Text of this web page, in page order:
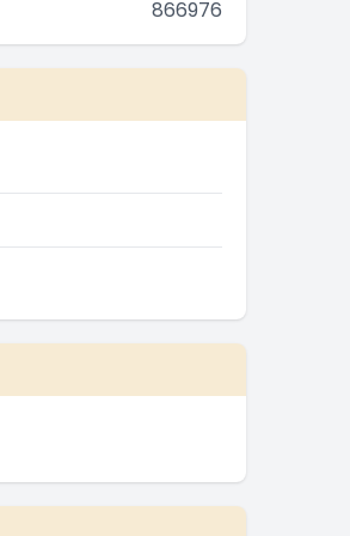
866976